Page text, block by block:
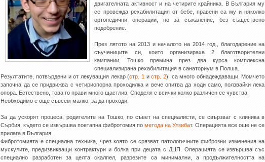
двигателната активност и на четирите крайника. В България му
се провежда рехабилитация от бебе, правени са му и няколко
ортопедични операции, но за съжаление, без съществено
подобрение.
През лятото на 2013 и началото на 2014 год., благодарение на
съучениците си, които организираха 2 благотворителни
кампании, Тошко премина през два курса комплексна
специализирана рехабилитация в санаториум в Полша.
Резултатите, потвърдени и от лекуващия лекар (стр. 1 истр. 2), са много обнадеждаващи. Момчето
започна да се придвижва с четириопорна проходилка и вече опитва да ходи само, ползвайки лека
опора. Естествено, това го прави много щастлив. Споделя с всички колко различен се чувства.
Необходимо е още съвсем малко, за да проходи.
За да ускорят процеса, родителите на Тошко, по съвет на специалисти, се свързват с клиника в
Сърбия, където се извършва поетапна фибротомия пометода на Улзибат. Операцията все още не се
прилага в България.
Фибротомията е специална техника, чрез която се срязват патологичните фиброзни изменения на
мускулите, предизвикващи контрактури и болка при децата с ДЦП. Операцията се извършва със
специално разработен за целта скалпел, разрезите са минимални, а продължителността на